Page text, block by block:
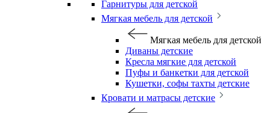
Гарнитуры для детской
Мягкая мебель для детской
Мягкая мебель для детской
Диваны детские
Кресла мягкие для детской
Пуфы и банкетки для детской
Кушетки, софы тахты детские
Кровати и матрасы детские